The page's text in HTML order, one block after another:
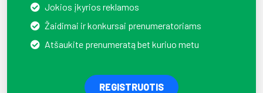
Jokios įkyrios reklamos
Žaidimai ir konkursai prenumeratoriams
Atšaukite prenumeratą bet kuriuo metu
REGISTRUOTIS